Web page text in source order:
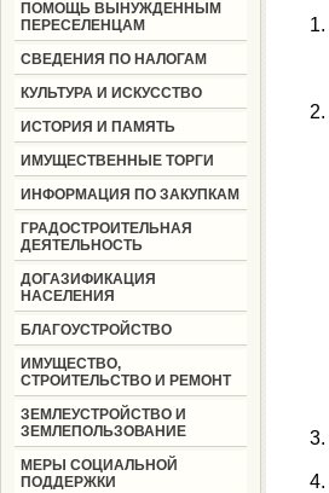
ПОМОЩЬ ВЫНУЖДЕННЫМ
ПЕРЕСЕЛЕНЦАМ
СВЕДЕНИЯ ПО НАЛОГАМ
КУЛЬТУРА И ИСКУССТВО
ИСТОРИЯ И ПАМЯТЬ
ИМУЩЕСТВЕННЫЕ ТОРГИ
ИНФОРМАЦИЯ ПО ЗАКУПКАМ
ГРАДОСТРОИТЕЛЬНАЯ
ДЕЯТЕЛЬНОСТЬ
ДОГАЗИФИКАЦИЯ
НАСЕЛЕНИЯ
БЛАГОУСТРОЙСТВО
ИМУЩЕСТВО,
СТРОИТЕЛЬСТВО И РЕМОНТ
ЗЕМЛЕУСТРОЙСТВО И
ЗЕМЛЕПОЛЬЗОВАНИЕ
МЕРЫ СОЦИАЛЬНОЙ
ПОДДЕРЖКИ